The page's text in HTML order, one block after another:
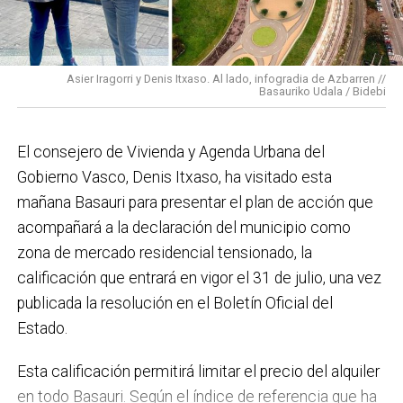
En cuanto a nuestras áreas, estos tres años han dado
para mucho. En Medio Ambiente destacaría el
impulso para la creación de huertos urbanos,la
elaboración del Plan General de Actuación Energética,
el Plan de Acción contra el Ruido y la instalación de
régimen de autoconsumo, que hacen de Basauri un
municipio más sostenible y preparado para el futuro.
En ese sentido, estamos trabajando en acciones de
clima y energía, entre las que destacan el diseño de
una red de refugios climáticos, junto con un Plan de
Actuación ante Episodios de Altas Temperaturas,
como las que recientemente hemos sufrido.
proyecto de lanueva haurreskola que se construirá en
Asier Iragorri y Denis Itxaso. Al lado, infogradia de Azbarren //
Basauriko Udala / Bidebi
El consejero de Vivienda y Agenda Urbana del
Gobierno Vasco, Denis Itxaso, ha visitado esta
mañana Basauri para presentar el plan de acción que
acompañará a la declaración del municipio como
zona de mercado residencial tensionado, la
calificación que entrará en vigor el 31 de julio, una vez
publicada la resolución en el Boletín Oficial del
Estado.
Esta calificación permitirá limitar el precio del alquiler
en todo Basauri. Según el índice de referencia que ha